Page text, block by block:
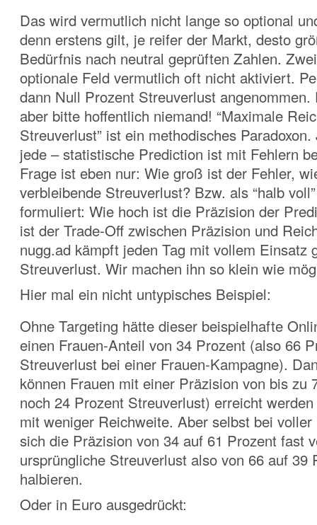
Das wird vermutlich nicht lange so optional
denn erstens gilt, je reifer der Markt, desto
Bedürfnis nach neutral geprüften Zahlen.
optionale Feld vermutlich oft nicht aktiviert.
dann Null Prozent Streuverlust angenommen.
aber bitte hoffentlich niemand! “Maximale
Streuverlust” ist ein methodisches
jede – statistische Prediction ist mit Fehlern
Frage ist eben nur: Wie groß ist der Fehler,
verbleibende Streuverlust? Bzw. als “halb
formuliert: Wie hoch ist die Präzision der
ist der Trade-Off zwischen Präzision und
nugg.ad kämpft jeden Tag mit vollem Einsatz
Streuverlust. Wir machen ihn so klein wie
Hier mal ein nicht untypisches Beispiel:
Ohne Targeting hätte dieser beispielhafte
einen Frauen-Anteil von 34 Prozent (also 66
Streuverlust bei einer Frauen-Kampagne).
können Frauen mit einer Präzision von bis zu
noch 24 Prozent Streuverlust) erreicht
mit weniger Reichweite. Aber selbst bei
sich die Präzision von 34 auf 61 Prozent fast
ursprüngliche Streuverlust also von 66 auf 39
halbieren.
Oder in Euro ausgedrückt: